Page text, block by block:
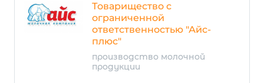
Товарищество с
ограниченной
ответственностью "Айс-
плюс"
производство молочной
продукции